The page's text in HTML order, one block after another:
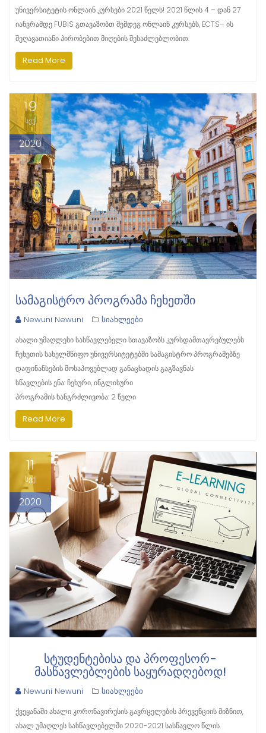
უნივერსიტეტის ონლაინ კურსები 2021 წელს! 2021 წლის 4 – დან 27
იანვრამდე FUBiS გთავაზობთ შემდეგ ონლაინ კურსებს, ECTS– ის
შეღავათიანი პირობებით მიღების შესაძლებლობით.
Read More
19
სექ
2020
ᲡᲐᲛᲐᲒᲘᲡᲢᲠᲝ ᲞᲠᲝᲒᲠᲐᲛᲐ ᲩᲔᲮᲔᲗᲨᲘ
Newuni Newuni სიახლეები
ახალი უმაღლესი სასწავლებელი სთავაზობს კურსდამთავრებულებს
ჩეხეთის სახელმწიფო უნივერსიტეტებში სამაგისტრო პროგრამებზე
დაფინანსების მოსაპოვებლად განაცხადის გაგზავნას
სწავლების ენა: ჩეხური, ინგლისური
პროგრამის ხანგრძლივობა: 2 წელი
Read More
11
სექ
2020
ᲡᲢᲣᲓᲔᲜᲢᲔᲑᲘᲡᲐ ᲓᲐ ᲞᲠᲝᲤᲔᲡᲝᲠ-
ᲛᲐᲡᲬᲐᲕᲚᲔᲑᲚᲔᲑᲘᲡ ᲡᲐᲧᲣᲠᲐᲓᲦᲔᲑᲝᲓ!
Newuni Newuni სიახლეები
ქვეყანაში ახალი კორონავირუსის გავრცელების პრევენციის მიზნით,
ახალ უმაღლეს სასწავლებელში 2020-2021 სასწავლო წლის